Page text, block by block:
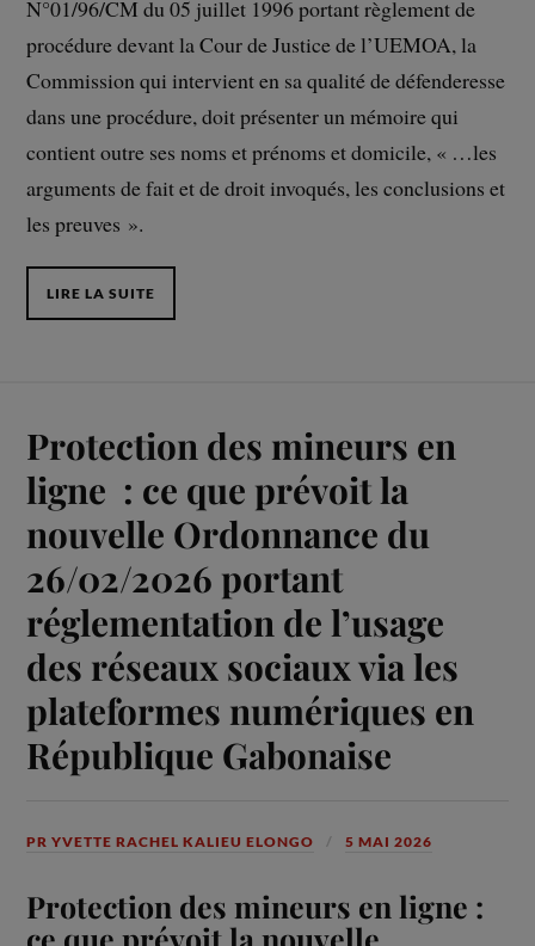
N°01/96/CM du 05 juillet 1996 portant règlement de
procédure devant la Cour de Justice de l’UEMOA, la
Commission qui intervient en sa qualité de défenderesse
dans une procédure, doit présenter un mémoire qui
contient outre ses noms et prénoms et domicile, « …les
arguments de fait et de droit invoqués, les conclusions et
les preuves ».
LIRE LA SUITE
Protection des mineurs en
ligne : ce que prévoit la
nouvelle Ordonnance du
26/02/2026 portant
réglementation de l’usage
des réseaux sociaux via les
plateformes numériques en
République Gabonaise
PR YVETTE RACHEL KALIEU ELONGO 5 MAI 2026
Protection des mineurs en ligne :
ce que prévoit la nouvelle